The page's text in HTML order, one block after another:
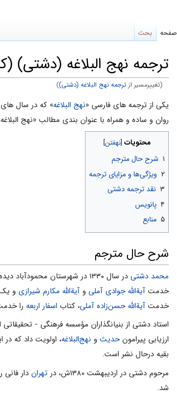
ترجمه نهج البلاغه (دشتی)
(تغییرمسیر ازترجمه نهج البلاغه (دشتی))
پرش
به
ناوبری
پرش
به
جستجو
یکی از ترجمه های فارسی «نهج البلاغه» که در سال های
روان و ساده و همراه با عنوان بندی مطالب «نهج
محتویات
۱ شرح حال مترجم
۲ ویژگی‌ها و مزایای ترجمه
۳ نقد ترجمه دشتی
۴ پانویس
۵ منابع
شرح حال مترجم
محمد دشتی در سال ۱۳۳۰ در شهرستان محمودآباد دیده به جهان گشود. وی در سال ۱۳۴۳ وارد
خدمت آیةاللّه جوادى آملى و آیةاللّه مکارم شیرازی و
خدمت آیةاللّه حسن‌زاده آملى، کتاب اسفار اربعه را
استاد دشتى از بنیانگذاران مؤسسه فرهنگى -
ارزیابى پیرامونحدیث و نهج‌البلاغه
بقیه درحال نشر است.
مرحوم دشتی در اردیبهشت ۱۳۸۰ش، در
تهران دار
شد.
صفحه بحث